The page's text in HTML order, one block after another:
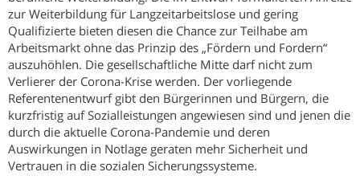
zur Weiterbildung für Langzeitarbeitslose und gering
Qualifizierte bieten diesen die Chance zur Teilhabe am
Arbeitsmarkt ohne das Prinzip des „Fördern und Fordern“
auszuhöhlen. Die gesellschaftliche Mitte darf nicht zum
Verlierer der Corona-Krise werden. Der vorliegende
Referentenentwurf gibt den Bürgerinnen und Bürgern, die
kurzfristig auf Sozialleistungen angewiesen sind und jenen die
durch die aktuelle Corona-Pandemie und deren
Auswirkungen in Notlage geraten mehr Sicherheit und
Vertrauen in die sozialen Sicherungssysteme.